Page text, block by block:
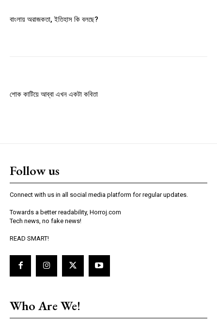
বাংলায় অরাজকতা, ইতিহাস কি বলছে?
শোক কাটিয়ে আব্বা এখন একটা কবিতা
Follow us
Connect with us in all social media platform for regular updates.
Towards a better readability, Horroj.com
Tech news, no fake news!
READ SMART!
Who Are We!